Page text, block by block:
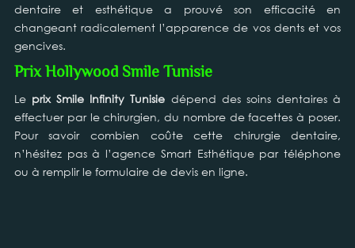
dentaire et esthétique a prouvé son efficacité en
changeant radicalement l’apparence de vos dents et vos
gencives.
Prix Hollywood Smile Tunisie
Le prix Smile Infinity Tunisie dépend des soins dentaires à
effectuer par le chirurgien, du nombre de facettes à poser.
Pour savoir combien coûte cette chirurgie dentaire,
n’hésitez pas à l’agence Smart Esthétique par téléphone
ou à remplir le formulaire de devis en ligne.